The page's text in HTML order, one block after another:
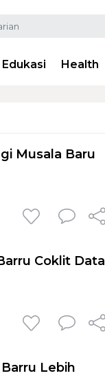
Edukasi Health
Musala Baru
Coklit Data
Lebih